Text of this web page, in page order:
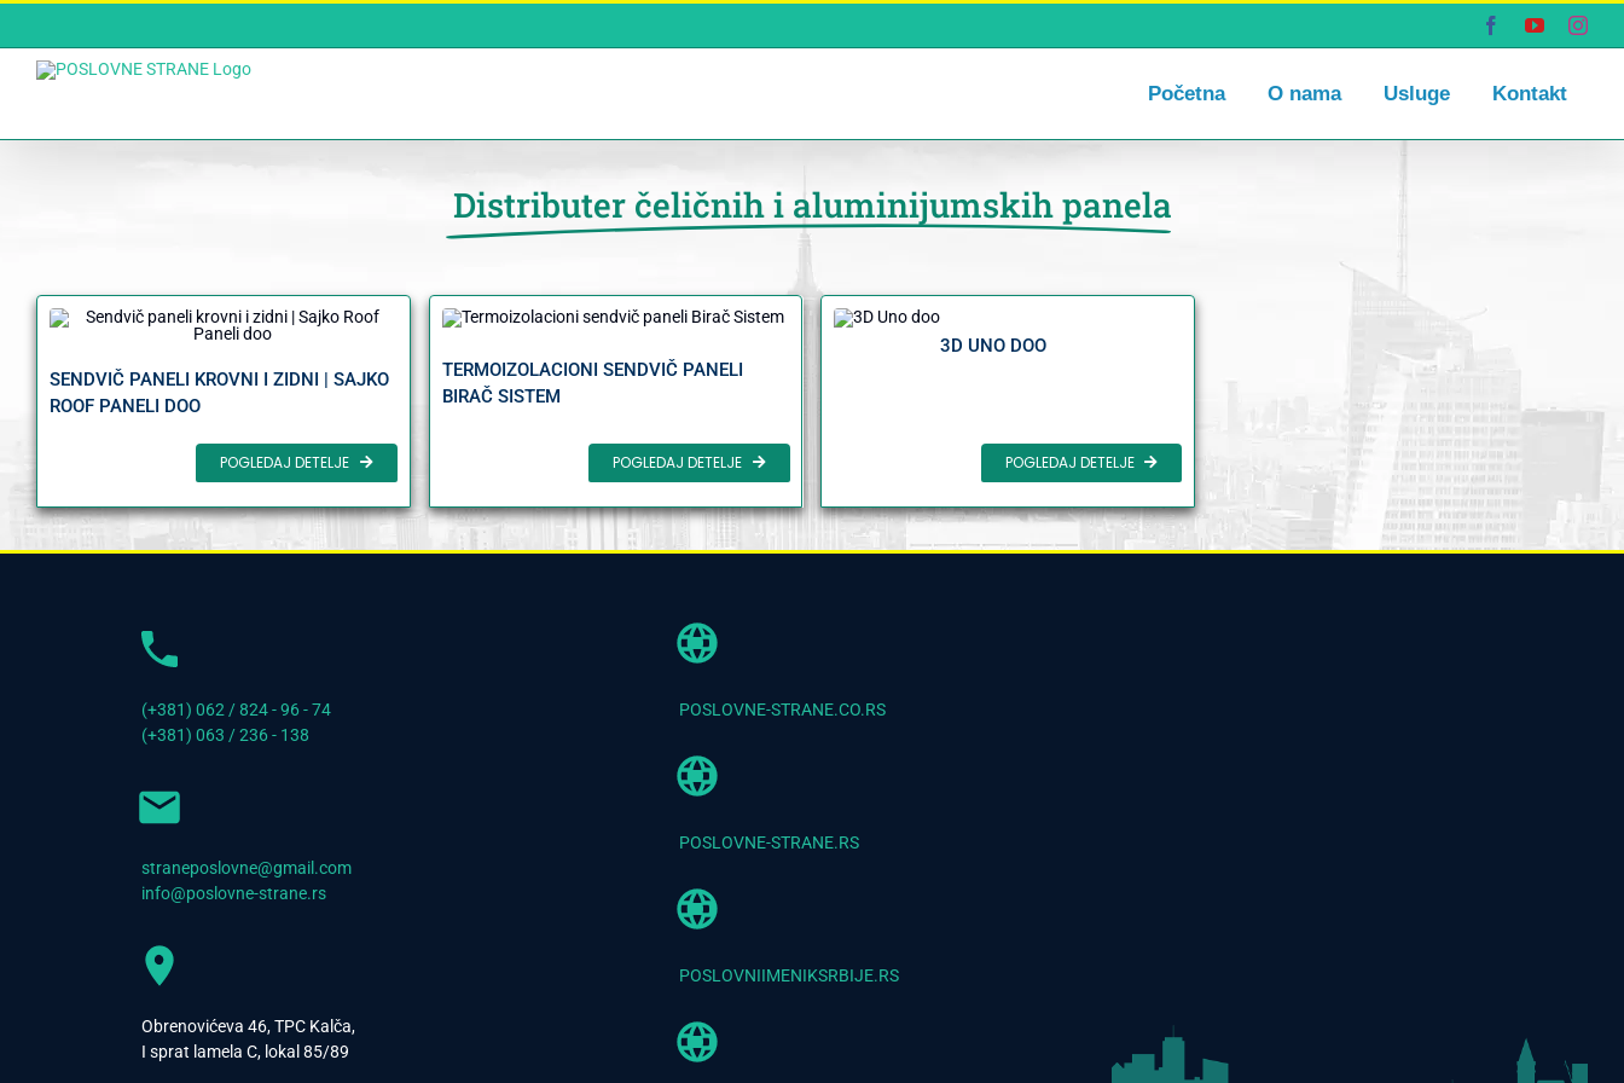
content
FacebookYouTube
Početna O nama Usluge Kontakt
Distributer čeličnih i aluminijumskih panela
SENDVIČ PANELI KROVNI I ZIDNI | SAJKO
ROOF PANELI DOO
POGLEDAJ DETELJE
TERMOIZOLACIONI SENDVIČ PANELI
BIRAČ SISTEM
POGLEDAJ DETELJE
3D UNO DOO
POGLEDAJ DETELJE
(+381) 062 / 824 - 96 - 74
(+381) 063 / 236 - 138
straneposlovne@gmail.com
info@poslovne-strane.rs
Obrenovićeva 46, TPC Kalča,
I sprat lamela C, lokal 85/89
POSLOVNE-STRANE.CO.RS
POSLOVNE-STRANE.RS
POSLOVNIIMENIKSRBIJE.RS